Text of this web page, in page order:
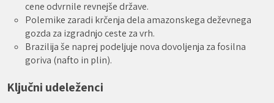
cene odvrnile revnejše države.
Polemike zaradi krčenja dela amazonskega deževnega
gozda za izgradnjo ceste za vrh.
Brazilija še naprej podeljuje nova dovoljenja za fosilna
goriva (nafto in plin).
Ključni udeleženci